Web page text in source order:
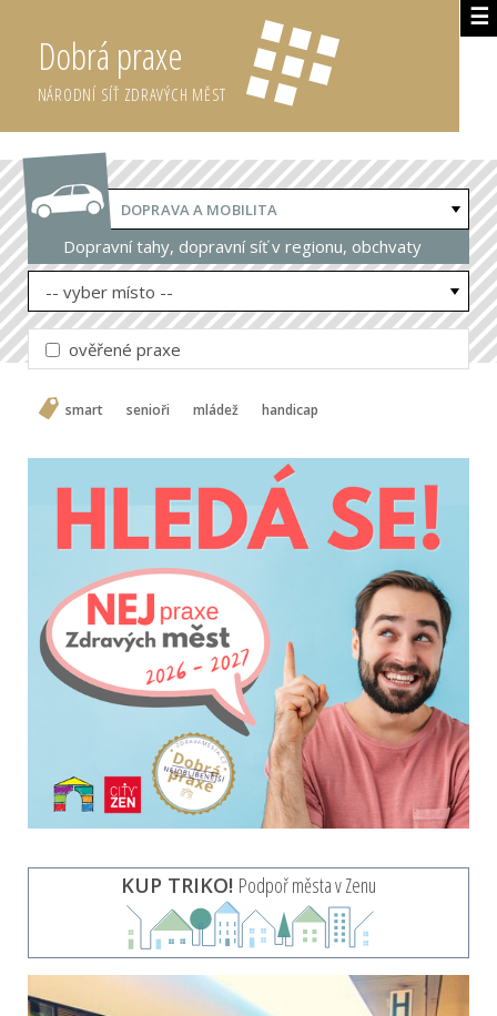
☰
Dobrá praxe
NÁRODNÍ SÍŤ ZDRAVÝCH MĚST
DOPRAVA A MOBILITA
Dopravní tahy, dopravní síť v regionu, obchvaty
-- vyber místo --
ověřené praxe
smart senioři mládež handicap
KUP TRIKO! Podpoř města v Zenu